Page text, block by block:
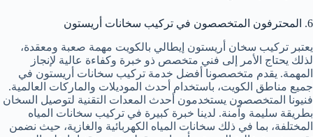
6. المحترفون المتخصصون في تركيب سخانات أريستون
يعتبر تركيب سخان أريستون إيطالي بالكويت مهمة صعبة ومعقدة،
لذلك يحتاج الأمر إلى فني متخصص ذو خبرة وكفاءة عالية لإنجاز
المهمة. يقدم متخصصونا أفضل خدمة تركيب سخانات أريستون في
جميع مناطق الكويت، باستخدام أحدث الموديلات والماركات العالمية.
فنيونا المتخصصون يستخدمون أحدث المعدات التقنية لتوصيل السخان
بطريقة سليمة وآمنة. لدينا خبرة كبيرة في تركيب سخانات المياه
المختلفة، بما في ذلك سخانات المياه الكهربائية والغازية، حيث نضمن